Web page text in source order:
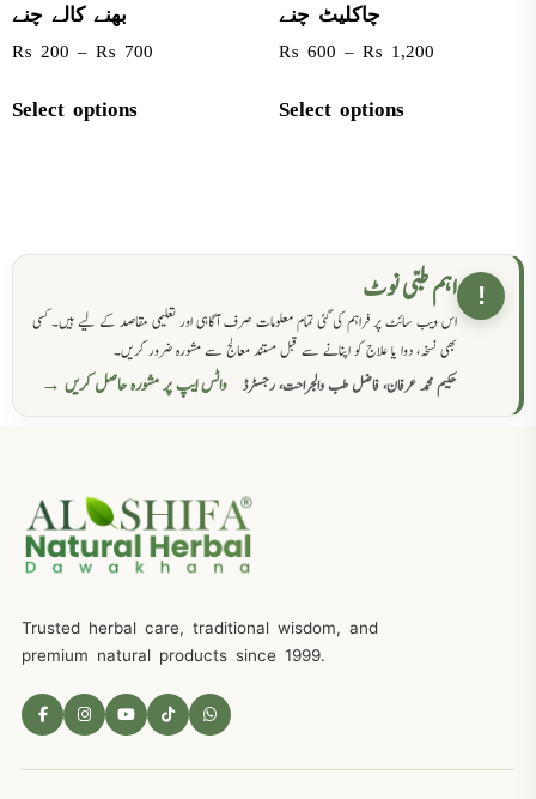
بھنے کالے چنے
₨ 200 – ₨ 700
Select options
چاکلیٹ چنے
₨ 600 – ₨ 1,200
Select options
! اہم طبی نوٹ
اس ویب سائٹ پر فراہم کی گئی تمام معلومات صرف آگاہی اور تعلیمی مقاصد کے لیے ہیں۔ کسی
بھی نسخہ، دوا یا علاج کو اپنانے سے قبل مستند معالج سے مشورہ ضرور کریں۔
حکیم محمد عرفان، فاضل طب والجراحت، رجسٹرڈ
واٹس ایپ پر مشورہ حاصل کریں →
Trusted herbal care, traditional wisdom, and
premium natural products since 1999.